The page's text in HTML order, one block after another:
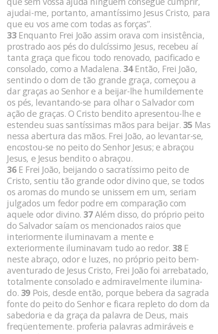
ajudai-me, portanto, amantíssimo Je­sus Cristo, para
que eu vos ame com todas as forças”.
33Enquanto Frei João assim orava com insistência,
prostra­do aos pés do dulcíssimo Jesus, recebeu aí
tanta graça que ficou todo renovado, pacificado e
consolado, como a Madalena. 34Então, Frei João,
sentindo o dom de tão grande graça, começou a
dar graças ao Senhor e a beijar-lhe humildemente
os pés, levan­tando-se para olhar o Salvador com
ação de graças. O Cristo bendito apresentou-lhe e
estendeu suas santíssimas mãos para beijar. 35 Mas
nessa abertura das mãos. Frei João, ao levantar-se,
encos­tou-se no peito do Senhor Jesus; e abraçou
Jesus, e Jesus bendi­to o abraçou.
36 E Frei João, beijando o sacratíssimo peito de
Cristo, sentiu tão grande odor divino que, se todos
os aromas do mundo se unissem em um, seriam
julgados um fedor podre em comparação com
aquele odor divino. 37Além disso, do próprio peito
do Salvador saíam os mencionados raios que
interiormente iluminavam a mente e
exteriormente iluminavam tudo ao redor. 38 E
neste abraço, odor e luzes, no próprio peito bem-
aventurado de Jesus Cristo, Frei João foi arrebatado,
totalmente consolado e admiravelmente ilumina­
do. 39 Pois, desde então, porque bebera da sagrada
fonte do pei­to do Senhor e ficara repleto do dom da
sabedoria e da graça da palavra de Deus, mais
freqüentemente. proferia palavras admiráveis e